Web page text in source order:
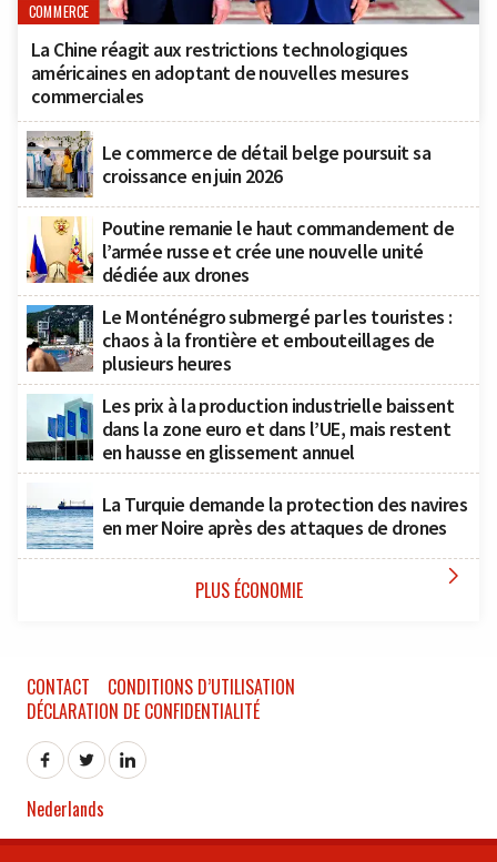
COMMERCE
La Chine réagit aux restrictions technologiques
américaines en adoptant de nouvelles mesures
commerciales
Le commerce de détail belge poursuit sa
croissance en juin 2026
Poutine remanie le haut commandement de
l’armée russe et crée une nouvelle unité
dédiée aux drones
Le Monténégro submergé par les touristes :
chaos à la frontière et embouteillages de
plusieurs heures
Les prix à la production industrielle baissent
dans la zone euro et dans l’UE, mais restent
en hausse en glissement annuel
La Turquie demande la protection des navires
en mer Noire après des attaques de drones
PLUS ÉCONOMIE 
CONTACT
CONDITIONS D’UTILISATION
DÉCLARATION DE CONFIDENTIALITÉ
Nederlands